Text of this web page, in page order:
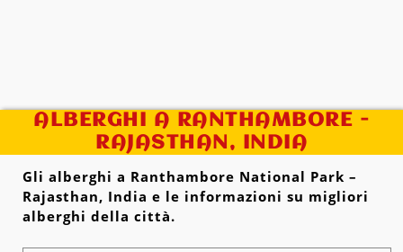
ALBERGHI A RANTHAMBORE -
RAJASTHAN, INDIA
Gli alberghi a Ranthambore National Park –
Rajasthan, India e le informazioni su migliori
alberghi della città.